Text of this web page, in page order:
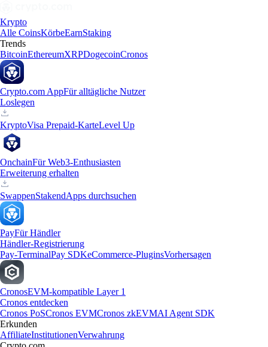
Krypto
Alle CoinsKörbeEarnStaking
Trends
BitcoinEthereumXRPDogecoinCronos
Crypto.com AppFür alltägliche Nutzer
Loslegen
KryptoVisa Prepaid-KarteLevel Up
OnchainFür Web3-Enthusiasten
Erweiterung erhalten
SwappenStakendApps durchsuchen
PayFür Händler
Händler-Registrierung
Pay-TerminalPay SDKeCommerce-PluginsVorhersagen
CronosEVM-kompatible Layer 1
Cronos entdecken
Cronos PoSCronos EVMCronos zkEVMAI Agent SDK
Erkunden
AffiliateInstitutionenVerwahrung